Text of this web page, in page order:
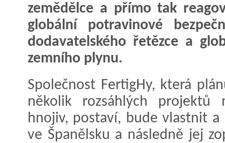
zemědělce a přímo tak
globální potravinové
dodavatelského řetězce a
zemního plynu.
Společnost FertigHy, která
několik rozsáhlých projektů
hnojiv, postaví, bude vlastnit
ve Španělsku a následně jej